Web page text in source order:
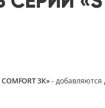
COMFORT 3К»- добавляются